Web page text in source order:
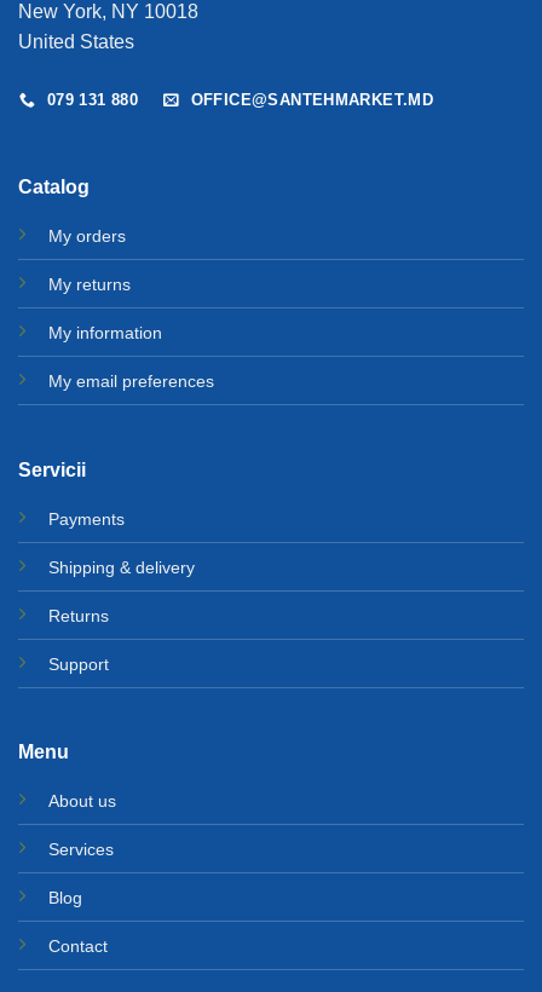
New York, NY 10018
United States
079 131 880 OFFICE@SANTEHMARKET.MD
Catalog
My orders
My returns
My information
My email preferences
Servicii
Payments
Shipping & delivery
Returns
Support
Menu
About us
Services
Blog
Contact